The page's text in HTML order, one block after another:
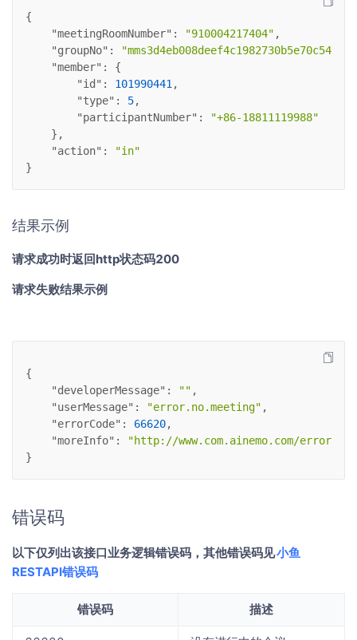
{
"meetingRoomNumber" : "910004217404" ,
"groupNo" :
"mms3d4eb008deef4c1982730b5e70c54eec"
"member" : {
"id" : 101990441 ,
"type" : 5,
"participantNumber" :
"+86-18811119988"
    },
"action" :
"in"
}
结果示例
请求成功时返回http状态码200
请求失败结果示例
{
"developerMessage" : "" ,
"userMessage" : "error.no.meeting" ,
"errorCode" : 66620,
"moreInfo" :
"http://www.com.ainemo.com/errors/
}
错误码
以下仅列出该接口业务逻辑错误码，其他错误码见小鱼
RESTAPI错误码
错误码 描述